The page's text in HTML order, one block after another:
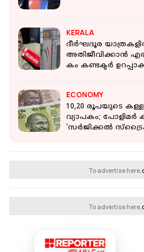
ശ്രദ്ധിച്ചില്ലെങ്കിൽ പിഴ
റിപ്പോർട്ടർ നെറ്റ്‌വര്‍ക്ക്‌
പെട്രോള്‍ പമ്പില്‍